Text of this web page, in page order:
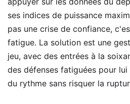
ses indices de puissance
pas une crise de confiance,
fatigue. La solution est une
jeu, avec des entrées à la
des défenses fatiguées pour
du rythme sans risquer la